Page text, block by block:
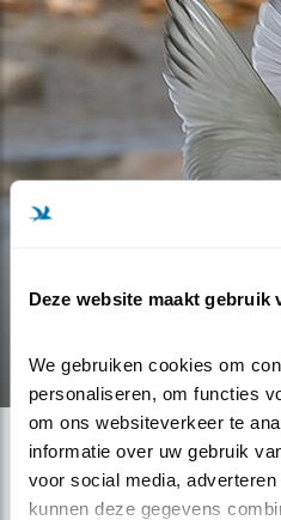
Deze website maakt gebruik
We gebruiken cookies om
personaliseren, om functies
om ons websiteverkeer te
informatie over uw gebruik
voor social media,
kunnen deze gegevens
DANK U WEL!
10.01.18